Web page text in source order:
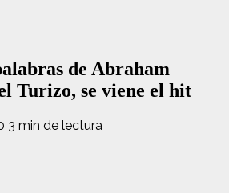
de Abraham
Turizo, se viene el hit
3 min de lectura